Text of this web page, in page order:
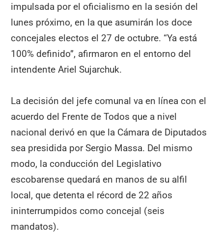
impulsada por el oficialismo en la sesión del
lunes próximo, en la que asumirán los doce
concejales electos el 27 de octubre. “Ya está
100% definido”, afirmaron en el entorno del
intendente Ariel Sujarchuk.
La decisión del jefe comunal va en línea con el
acuerdo del Frente de Todos que a nivel
nacional derivó en que la Cámara de Diputados
sea presidida por Sergio Massa. Del mismo
modo, la conducción del Legislativo
escobarense quedará en manos de su alfil
local, que detenta el récord de 22 años
ininterrumpidos como concejal (seis
mandatos).